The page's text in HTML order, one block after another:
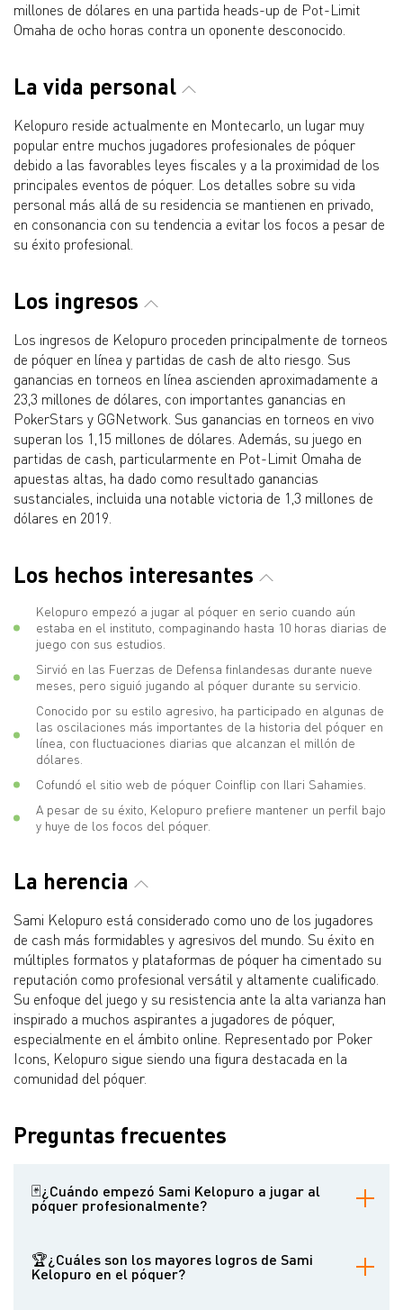
millones de dólares en una partida heads-up de Pot-Limit
Omaha de ocho horas contra un oponente desconocido.
La vida personal
Kelopuro reside actualmente en Montecarlo, un lugar muy
popular entre muchos jugadores profesionales de póquer
debido a las favorables leyes fiscales y a la proximidad de los
principales eventos de póquer. Los detalles sobre su vida
personal más allá de su residencia se mantienen en privado,
en consonancia con su tendencia a evitar los focos a pesar de
su éxito profesional.
Los ingresos
Los ingresos de Kelopuro proceden principalmente de torneos
de póquer en línea y partidas de cash de alto riesgo. Sus
ganancias en torneos en línea ascienden aproximadamente a
23,3 millones de dólares, con importantes ganancias en
PokerStars y GGNetwork. Sus ganancias en torneos en vivo
superan los 1,15 millones de dólares. Además, su juego en
partidas de cash, particularmente en Pot-Limit Omaha de
apuestas altas, ha dado como resultado ganancias
sustanciales, incluida una notable victoria de 1,3 millones de
dólares en 2019.
Los hechos interesantes
Kelopuro empezó a jugar al póquer en serio cuando aún
estaba en el instituto, compaginando hasta 10 horas diarias de
juego con sus estudios.
Sirvió en las Fuerzas de Defensa finlandesas durante nueve
meses, pero siguió jugando al póquer durante su servicio.
Conocido por su estilo agresivo, ha participado en algunas de
las oscilaciones más importantes de la historia del póquer en
línea, con fluctuaciones diarias que alcanzan el millón de
dólares.
Cofundó el sitio web de póquer Coinflip con Ilari Sahamies.
A pesar de su éxito, Kelopuro prefiere mantener un perfil bajo
y huye de los focos del póquer.
La herencia
Sami Kelopuro está considerado como uno de los jugadores
de cash más formidables y agresivos del mundo. Su éxito en
múltiples formatos y plataformas de póquer ha cimentado su
reputación como profesional versátil y altamente cualificado.
Su enfoque del juego y su resistencia ante la alta varianza han
inspirado a muchos aspirantes a jugadores de póquer,
especialmente en el ámbito online. Representado por Poker
Icons, Kelopuro sigue siendo una figura destacada en la
comunidad del póquer.
Preguntas frecuentes
🃏¿Cuándo empezó Sami Kelopuro a jugar al
póquer profesionalmente?
ello profesionalmente tras completar su servicio de nueve meses
en las Fuerzas de Defensa finlandesas, alrededor de 2006-2007.
🏆¿Cuáles son los mayores logros de Sami
Kelopuro en el póquer?